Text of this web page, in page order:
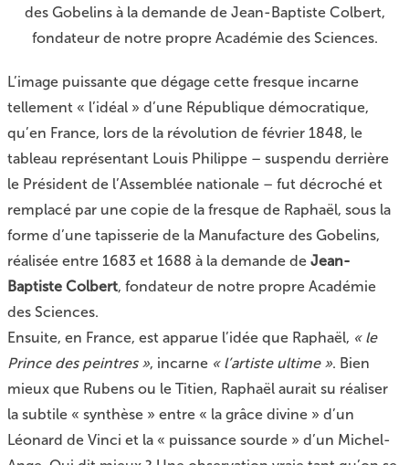
des Gobelins à la demande de Jean-Baptiste Colbert,
fondateur de notre propre Académie des Sciences.
L’image puissante que dégage cette fresque incarne
tellement « l’idéal » d’une République démocratique,
qu’en France, lors de la révolution de février 1848, le
tableau représentant Louis Philippe – suspendu derrière
le Président de l’Assemblée nationale – fut décroché et
remplacé par une copie de la fresque de Raphaël, sous la
forme d’une tapisserie de la Manufacture des Gobelins,
réalisée entre 1683 et 1688 à la demande de Jean-
Baptiste Colbert, fondateur de notre propre Académie
des Sciences.
Ensuite, en France, est apparue l’idée que Raphaël, « le
Prince des peintres », incarne « l’artiste ultime ». Bien
mieux que Rubens ou le Titien, Raphaël aurait su réaliser
la subtile « synthèse » entre « la grâce divine » d’un
Léonard de Vinci et la « puissance sourde » d’un Michel-